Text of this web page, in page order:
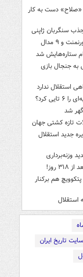
«صلاح» دست به کار
سنگربان ژاپنی
ستاره‌هایش شد
به جنجال بازی
استقلال ندارد
کرد؟
شد
تازه کشتی جهان
مدیره جدید استقلال
وزنه‌برداری
روز!
هم برکنار
استقلال
سایت تاریخ ایران